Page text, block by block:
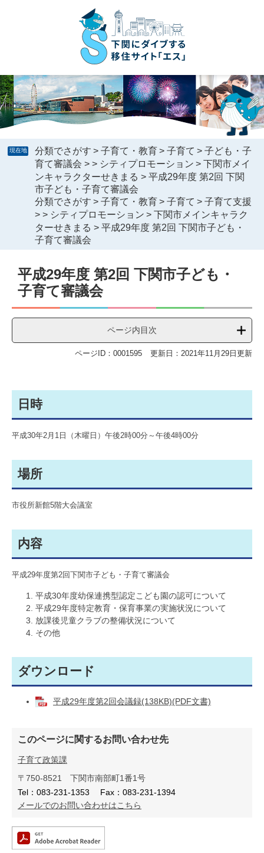
で
す
。
ば
し
て
本
文
現在地 分類でさがす > 子育て・教育> 子育て > 子ども・子
育て審議会 > > シティプロモーション > 下関市メイ
ンキャラクターせきまる > 平成29年度 第2回 下関
市子ども・子育て審議会
分類でさがす > 子育て・教育> 子育て > 子育て支援
> > シティプロモーション > 下関市メインキャラク
ターせきまる > 平成29年度 第2回 下関市子ども・
子育て審議会
文平成29年度 第2回 下関市子ども・
子育て審議会
ページ内目次
ページID：0001595 更新日：2021年11月29日更新
日時
平成30年2月1日（木曜日）午後2時00分～午後4時00分
場所
市役所新館5階大会議室
内容
平成29年度第2回下関市子ども・子育て審議会
平成30年度幼保連携型認定こども園の認可について
平成29年度特定教育・保育事業の実施状況について
放課後児童クラブの整備状況について
その他
ダウンロード
平成29年度第2回会議録(138KB)(PDF文書)
このページに関するお問い合わせ先
子育て政策課
〒750-8521
下関市南部町1番1号
Tel：083-231-1353
Fax：083-231-1394
メールでのお問い合わせはこちら